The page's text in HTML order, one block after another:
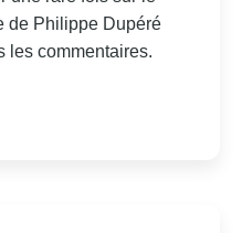
de Philippe Dupéré
commentaires.